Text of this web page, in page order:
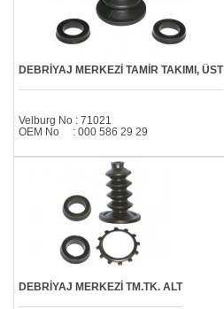
DEBRİYAJ MERKEZİ TAMİR TAKIMI, ÜST
Velburg No : 71021
OEM No : 000 586 29 29
DEBRİYAJ MERKEZİ TM.TK. ALT